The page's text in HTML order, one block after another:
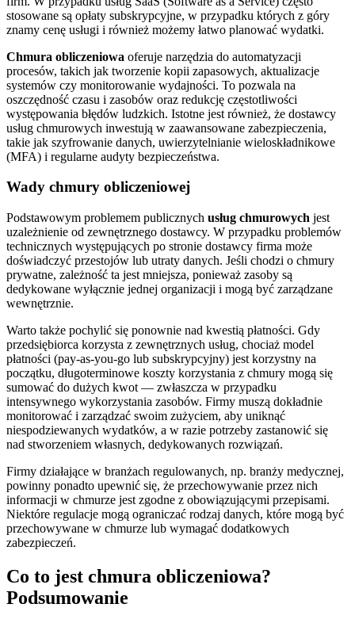
stosowane są opłaty subskrypcyjne, w przypadku których z góry
znamy cenę usługi i również możemy łatwo planować wydatki.
Chmura obliczeniowa oferuje narzędzia do automatyzacji
procesów, takich jak tworzenie kopii zapasowych, aktualizacje
systemów czy monitorowanie wydajności. To pozwala na
oszczędność czasu i zasobów oraz redukcję częstotliwości
występowania błędów ludzkich. Istotne jest również, że dostawcy
usług chmurowych inwestują w zaawansowane zabezpieczenia,
takie jak szyfrowanie danych, uwierzytelnianie wieloskładnikowe
(MFA) i regularne audyty bezpieczeństwa.
Wady chmury obliczeniowej
Podstawowym problemem publicznych usług chmurowych jest
uzależnienie od zewnętrznego dostawcy. W przypadku problemów
technicznych występujących po stronie dostawcy firma może
doświadczyć przestojów lub utraty danych. Jeśli chodzi o chmury
prywatne, zależność ta jest mniejsza, ponieważ zasoby są
dedykowane wyłącznie jednej organizacji i mogą być zarządzane
wewnętrznie.
Warto także pochylić się ponownie nad kwestią płatności. Gdy
przedsiębiorca korzysta z zewnętrznych usług, chociaż model
płatności (pay-as-you-go lub subskrypcyjny) jest korzystny na
początku, długoterminowe koszty korzystania z chmury mogą się
sumować do dużych kwot — zwłaszcza w przypadku
intensywnego wykorzystania zasobów. Firmy muszą dokładnie
monitorować i zarządzać swoim zużyciem, aby uniknąć
niespodziewanych wydatków, a w razie potrzeby zastanowić się
nad stworzeniem własnych, dedykowanych rozwiązań.
Firmy działające w branżach regulowanych, np. branży medycznej,
powinny ponadto upewnić się, że przechowywanie przez nich
informacji w chmurze jest zgodne z obowiązującymi przepisami.
Niektóre regulacje mogą ograniczać rodzaj danych, które mogą być
przechowywane w chmurze lub wymagać dodatkowych
zabezpieczeń.
Co to jest chmura obliczeniowa?
Podsumowanie